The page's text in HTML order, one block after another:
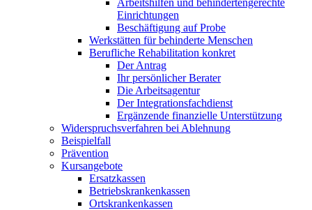
Einrichtungen
Beschäftigung auf Probe
Werkstätten für behinderte Menschen
Berufliche Rehabilitation konkret
Der Antrag
Ihr persönlicher Berater
Die Arbeitsagentur
Der Integrationsfachdienst
Ergänzende finanzielle Unterstützung
Widerspruchsverfahren bei Ablehnung
Beispielfall
Prävention
Kursangebote
Ersatzkassen
Betriebskrankenkassen
Ortskrankenkassen